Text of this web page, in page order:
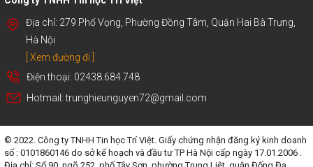
Địa chỉ: 279 Phố Vọng, Phường Đồng Tâm, Quận Hai Bà Trưng,
Hà Nội
[ Xem đường đi ]
Điện thoại: 02438.684.748
Hotmail: trunghieunguyen72@gmail.com
© 2022. Công ty TNHH Tin học Trí Việt. Giấy chứng nhận đăng ký kinh doanh
số : 0101860146 do sở kế hoạch và đầu tư TP Hà Nội cấp ngày 17.01.2006 .